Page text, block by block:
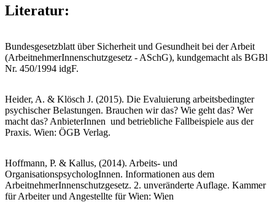
Literatur:
Bundesgesetzblatt über Sicherheit und Gesundheit bei der Arbeit
(ArbeitnehmerInnenschutzgesetz - ASchG), kundgemacht als BGBl
Nr. 450/1994 idgF.
Heider, A. & Klösch J. (2015). Die Evaluierung arbeitsbedingter
psychischer Belastungen. Brauchen wir das? Wie geht das? Wer
macht das? AnbieterInnen und betriebliche Fallbeispiele aus der
Praxis. Wien: ÖGB Verlag.
Hoffmann, P. & Kallus, (2014). Arbeits- und
OrganisationspsychologInnen. Informationen aus dem
ArbeitnehmerInnenschutzgesetz. 2. unveränderte Auflage. Kammer
für Arbeiter und Angestellte für Wien: Wien